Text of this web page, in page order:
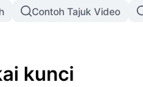
Contoh Tajuk Video
kunci